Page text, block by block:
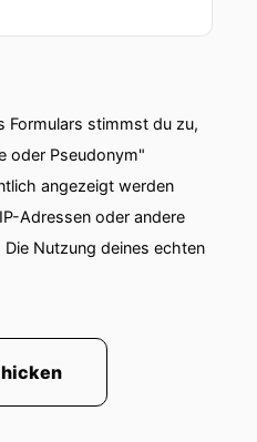
Formulars stimmst du zu,
oder Pseudonym"
angezeigt werden
Adressen oder andere
Nutzung deines echten